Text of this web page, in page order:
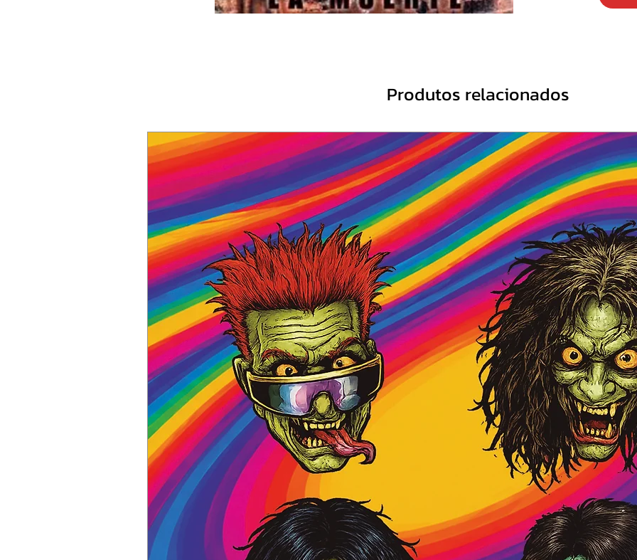
Produtos relacionados